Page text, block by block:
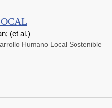
(et al.)
Humano Local Sostenible